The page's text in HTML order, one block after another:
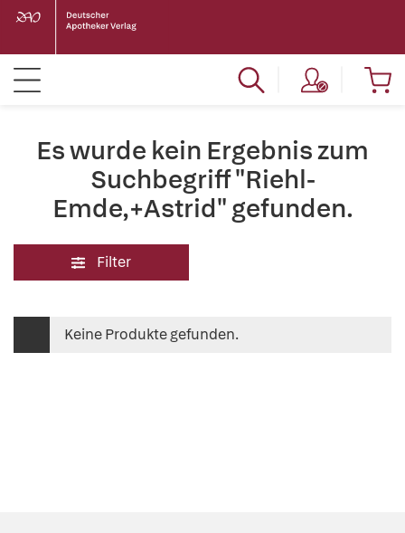
Es wurde kein Ergebnis zum
Suchbegriff "Riehl-
Emde,+Astrid" gefunden.
Filter
Keine Produkte gefunden.